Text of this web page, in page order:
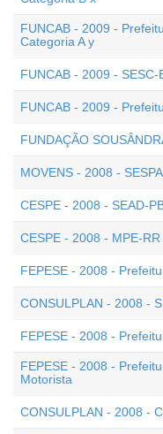
FUNCAB - 2009 -
Categoria A y
FUNCAB - 2009 -
FUNCAB - 2009 -
FUNDAÇÃO
MOVENS - 2008 -
CESPE - 2008 - SEAD-
CESPE - 2008 - MPE-
FEPESE - 2008 -
CONSULPLAN - 2008 -
FEPESE - 2008 -
FEPESE - 2008 -
Motorista
CONSULPLAN - 2008 -